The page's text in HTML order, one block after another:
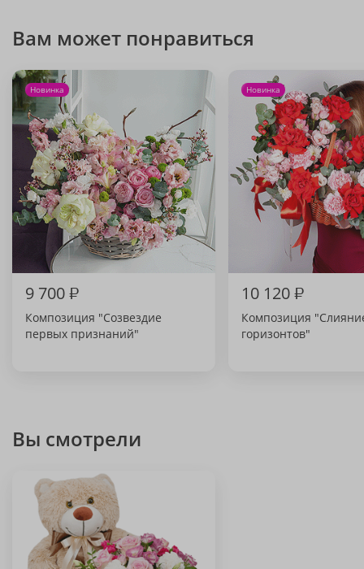
Вам может понравиться
Новинка
9 700₽
Композиция "Созвездие
первых признаний"
Новинка
10 120₽
Композиция
горизонтов"
Вы смотрели